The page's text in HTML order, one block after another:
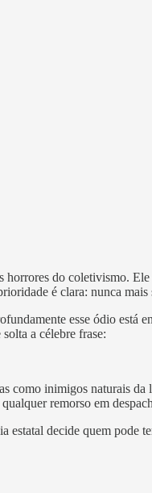
do coletivismo.
é clara: nunca
esse ódio está
a célebre frase:
como inimigos naturais
remorso em
decide quem pode